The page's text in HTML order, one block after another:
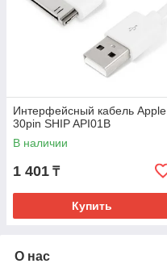
Интерфейсный кабель Apple
30pin SHIP API01B
В наличии
1 401 ₸
Купить
О нас